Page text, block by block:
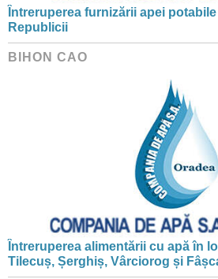
Întreruperea furnizării apei
Republicii
BIHON CAO
Întreruperea alimentării cu apă în
Tilecuș, Șerghiș, Vârciorog și